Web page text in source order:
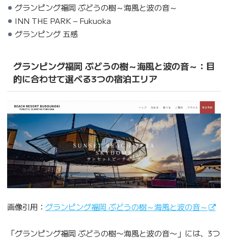
グランピング福岡 ぶどうの樹～海風と波の音～
INN THE PARK – Fukuoka
グランピング 五感
グランピング福岡 ぶどうの樹～海風と波の音～：目
的に合わせて選べる3つの宿泊エリア
画像引用： グランピング福岡 ぶどうの樹～海風と波の音～
「グランピング福岡 ぶどうの樹〜海風と波の音〜」には、3つ